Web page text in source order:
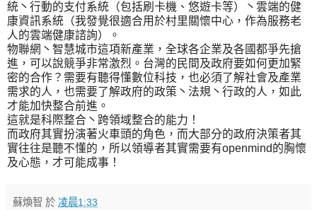
統丶行動的支付系統（包括刷卡機、悠遊卡等）丶雲端的健
康資訊系統（我發覺很適合用於村里關懷中心，作為服務老
人的雲端健康諮詢）。
物聯網丶智慧城市這項新產業，全球各企業及各國都爭先搶
進，可以說競爭非常激烈。台灣的民間及政府要如何更加緊
密的合作？需要有聽得懂數位科技，也必須了解社會及產業
需求的人，也需要了解政府的政策丶法規丶行政的人，如此
才能加快整合前進。
這就是科際整合丶跨領域整合的能力！
而政府其實扮演著火車頭的角色，而大部分的政府決策者其
實往往是聽不懂的，所以領導者其實需要有openmind的胸懷
及心態，才可能成事！
蘇煥智 於 凌晨1:33